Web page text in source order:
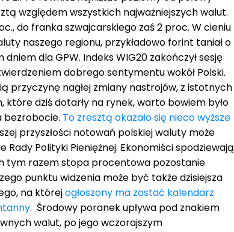
względem wszystkich najważniejszych walut.
do franka szwajcarskiego zaś 2 proc. W cieniu
naszego regionu, przykładowo forint taniał o
dla GPW. Indeks WIG20 zakończył sesję
dobrego sentymentu wokół Polski.
przyczynę nagłej zmiany nastrojów, z istotnych
dziś dotarły na rynek, warto bowiem było
bezrobocie. To zresztą okazało się nieco wyższe
przyszłości notowań polskiej waluty może
Polityki Pieniężnej. Ekonomiści spodziewają
tym razem stopa procentowa pozostanie
punktu widzenia może być także dzisiejsza
na którejogłoszony ma zostać kalendarz
. Środowy poranek upływa pod znakiem
walut, po jego wczorajszym